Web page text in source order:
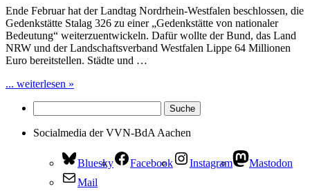
Ende Februar hat der Landtag Nordrhein-Westfalen beschlossen, die
Gedenkstätte Stalag 326 zu einer „Gedenkstätte von nationaler
Bedeutung“ weiterzuentwickeln. Dafür wollte der Bund, das Land
NRW und der Landschaftsverband Westfalen Lippe 64 Millionen
Euro bereitstellen. Städte und …
... weiterlesen »
Socialmedia der VVN-BdA Aachen
Bluesky Facebook Instagram
Mastodon
Mail